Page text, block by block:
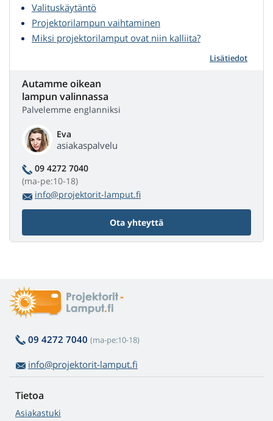
Valituskäytäntö
Projektorilampun vaihtaminen
Miksi projektorilamput ovat niin kalliita?
Lisätiedot
Autamme oikean
lampun valinnassa
Palvelemme englanniksi
Eva
asiakaspalvelu
09 4272 7040
(ma-pe:10-18)
info@projektorit-lamput.fi
Ota yhteyttä
09 4272 7040 (ma-pe:10-18)
info@projektorit-lamput.fi
Tietoa
Asiakastuki